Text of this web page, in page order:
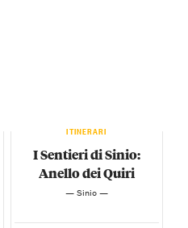
ITINERARI
I Sentieri di Sinio:
Anello dei Quiri
— Sinio —